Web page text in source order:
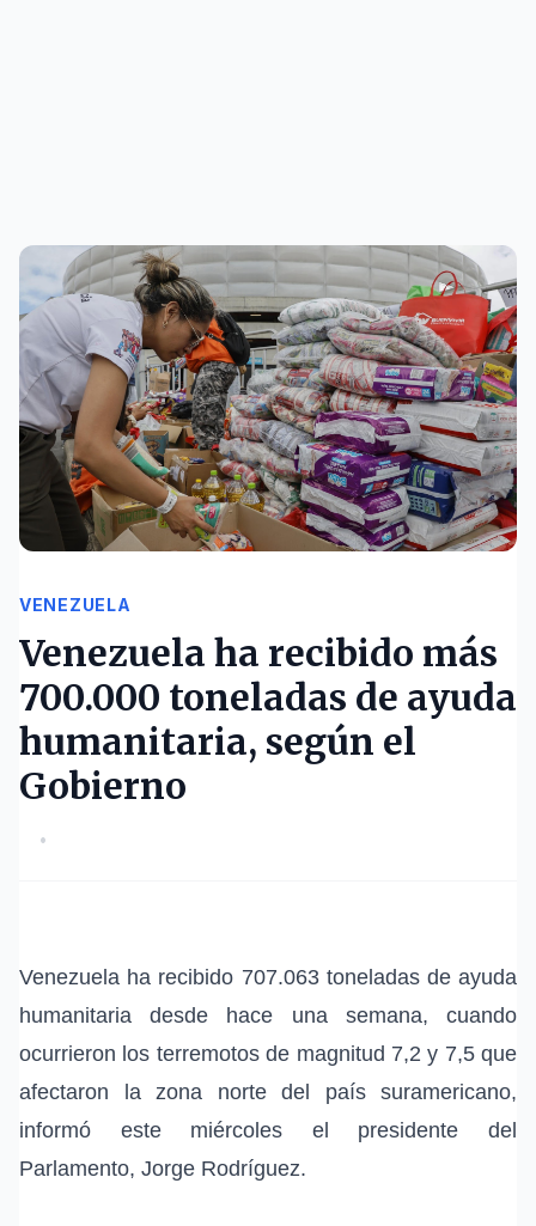
VENEZUELA
Venezuela ha recibido más
700.000 toneladas de ayuda
humanitaria, según el
Gobierno
•
Venezuela ha recibido 707.063 toneladas de ayuda
humanitaria desde hace una semana, cuando
ocurrieron los terremotos de magnitud 7,2 y 7,5 que
afectaron la zona norte del país suramericano,
informó este miércoles el presidente del
Parlamento, Jorge Rodríguez.